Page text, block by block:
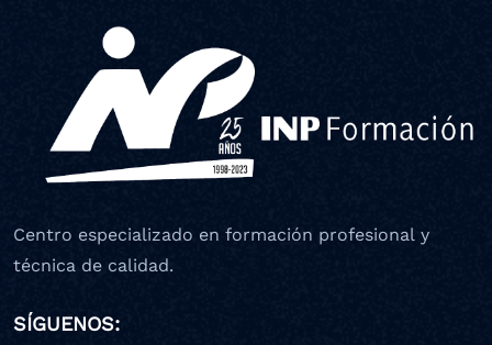
Centro especializado en formación profesional y
técnica de calidad.
SÍGUENOS: